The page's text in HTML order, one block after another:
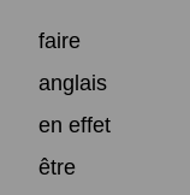
faire
anglais
en effet
être